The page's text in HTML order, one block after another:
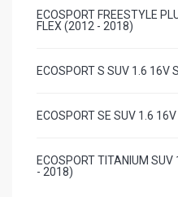
ECOSPORT FREESTYLE
FLEX (2012 - 2018)
ECOSPORT S SUV 1.6 16V
ECOSPORT SE SUV 1.6
ECOSPORT TITANIUM
- 2018)